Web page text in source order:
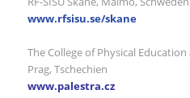
www.rfsisu.se/skane
The College of Physical Education
Prag, Tschechien
www.palestra.cz